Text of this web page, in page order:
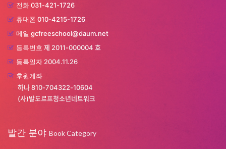
전화 031-421-1726
휴대폰 010-4215-1726
메일 gcfreeschool@daum.net
등록번호 제 2011-000004 호
등록일자 2004.11.26
후원계좌
하나 810-704322-10604
(사)발도르프청소년네트워크
발간 분야 Book Category